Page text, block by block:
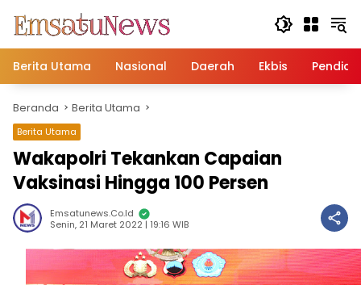
konten
Berita Utama
Nasional Daerah Ekbis
Beranda Berita Utama
Berita Utama
Wakapolri Tekankan Capaian
Vaksinasi Hingga 100 Persen
Emsatunews.co.id
Senin, 21 Maret 2022 | 19:16 WIB